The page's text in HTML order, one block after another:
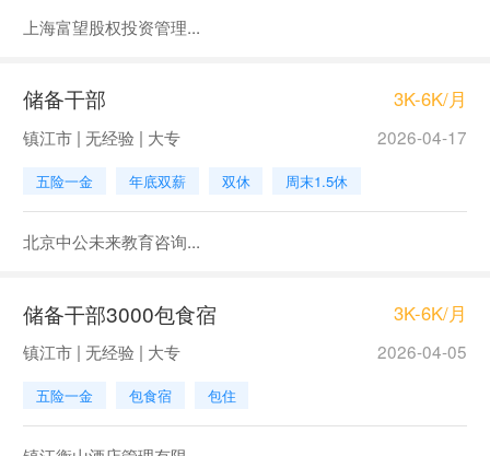
上海富望股权投资管理...
储备干部 3K-6K/月
镇江市 | 无经验 | 大专 2026-04-17
五险一金 年底双薪 双休 周末1.5休
北京中公未来教育咨询...
储备干部3000包食宿 3K-6K/月
镇江市 | 无经验 | 大专 2026-04-05
五险一金 包食宿 包住